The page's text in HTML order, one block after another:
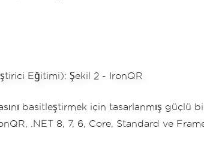
basitleştirmek için tasarlanmış
.NET 8, 7, 6, Core, Standard ve